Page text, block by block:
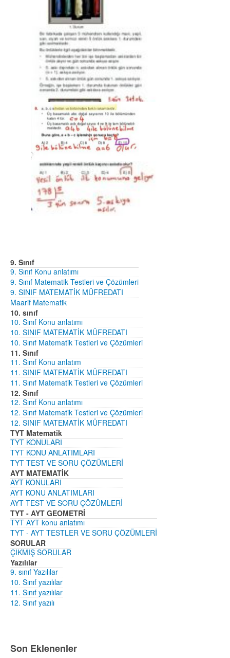
9. Sınıf
9. Sınıf Konu anlatımı
9. Sınıf Matematik Testleri ve Çözümleri
9. SINIF MATEMATİK MÜFREDATI
Maarif Matematik
10. sınıf
10. Sınıf Konu anlatımı
10. SINIF MATEMATİK MÜFREDATI
10. Sınıf Matematik Testleri ve Çözümleri
11. Sınıf
11. Sınıf Konu anlatım
11. SINIF MATEMATİK MÜFREDATI
11. Sınıf Matematik Testleri ve Çözümleri
12. Sınıf
12. Sınıf Konu anlatımı
12. Sınıf Matematik Testleri ve Çözümleri
12. SINIF MATEMATİK MÜFREDATI
TYT Matematik
TYT KONULARI
TYT KONU ANLATIMLARI
TYT TEST VE SORU ÇÖZÜMLERİ
AYT MATEMATİK
AYT KONULARI
AYT KONU ANLATIMLARI
AYT TEST VE SORU ÇÖZÜMLERİ
TYT - AYT GEOMETRİ
TYT AYT konu anlatımı
TYT - AYT TESTLER VE SORU ÇÖZÜMLERİ
SORULAR
ÇIKMIŞ SORULAR
Yazılılar
9. sınıf Yazılılar
10. Sınıf yazılılar
11. Sınıf yazılılar
12. Sınıf yazılı
Son Eklenenler